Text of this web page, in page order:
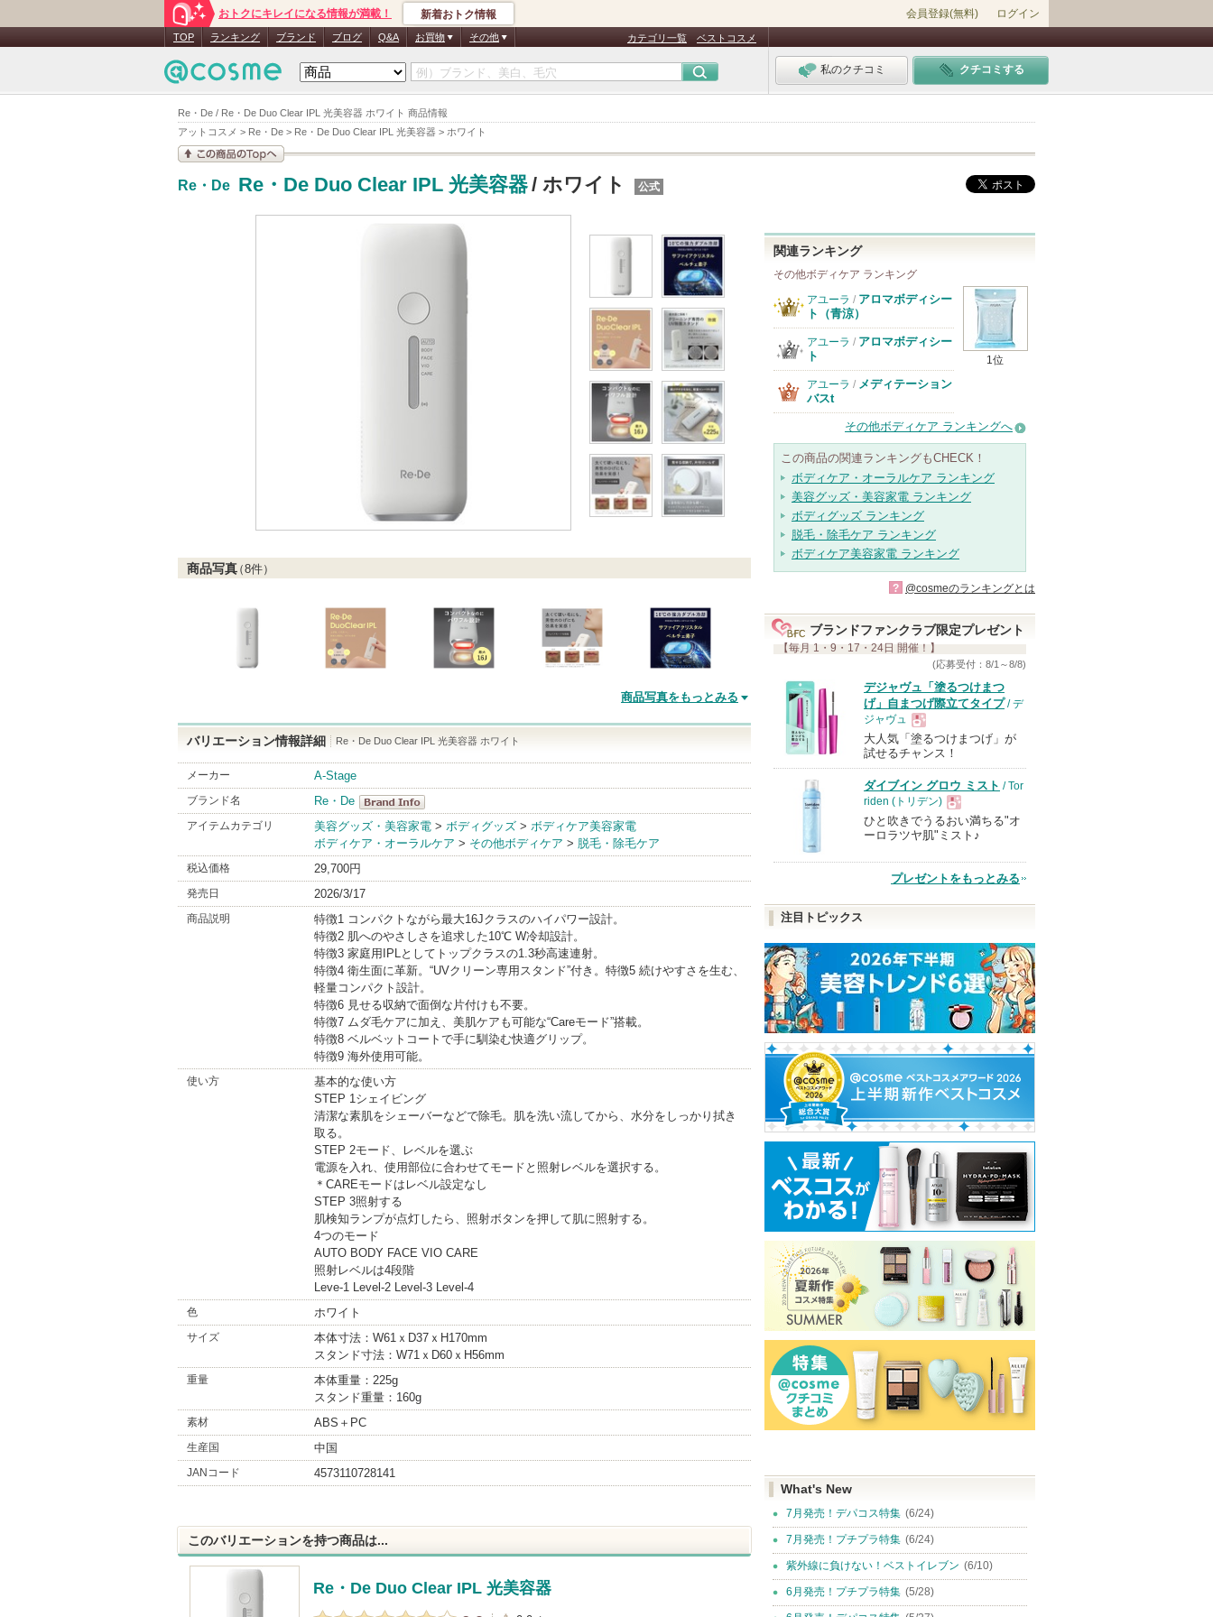
Re・De / Re・De Duo Clear IPL 光美容器 ホワイト 商品情報
アットコスメ > Re・De > Re・De Duo Clear IPL 光美容器 > ホワイト
おトクにキレイになる情報が満載！ 新着おトク情報 会員登録(無料) ログイン
TOP ランキング ブランド ブログ Q&A お買物 その他 カテゴリ一覧 ベストコスメ
私のクチコミ クチコミする
Re・De Re・De Duo Clear IPL 光美容器/ ホワイト 公式
商品写真（8件）
商品写真をもっとみる
バリエーション情報詳細 Re・De Duo Clear IPL 光美容器 ホワイト
メーカー A-Stage
ブランド名
Re・De
Re・De
BrandInfo
アイテムカテゴリ 美容グッズ・美容家電 > ボディグッズ > ボディケア美容家電
ボディケア・オーラルケア > その他ボディケア > 脱毛・除毛ケア
税込価格 29,700円
発売日 2026/3/17
商品説明
特徴1 コンパクトながら最大16Jクラスのハイパワー設計。
特徴2 肌へのやさしさを追求した10℃ W冷却設計。
特徴3 家庭用IPLとしてトップクラスの1.3秒高速連射。
特徴4 衛生面に革新。“UVクリーン専用スタンド”付き。特徴5 続けやすさを生む、
軽量コンパクト設計。
特徴6 見せる収納で面倒な片付けも不要。
特徴7 ムダ毛ケアに加え、美肌ケアも可能な“Careモード”搭載。
特徴8 ベルベットコートで手に馴染む快適グリップ。
特徴9 海外使用可能。
使い方
基本的な使い方
STEP 1シェイビング
清潔な素肌をシェーバーなどで除毛。肌を洗い流してから、水分をしっかり拭き
取る。
STEP 2モード、レベルを選ぶ
電源を入れ、使用部位に合わせてモードと照射レベルを選択する。
＊CAREモードはレベル設定なし
STEP 3照射する
肌検知ランプが点灯したら、照射ボタンを押して肌に照射する。
4つのモード
AUTO BODY FACE VIO CARE
照射レベルは4段階
Leve-1 Level-2 Level-3 Level-4
色 ホワイト
サイズ
本体寸法：W61ｘD37ｘH170mm
スタンド寸法：W71ｘD60ｘH56mm
重量
本体重量：225g
スタンド重量：160g
素材 ABS＋PC
生産国 中国
JANコード 4573110728141
このバリエーションを持つ商品は...
Re・De Duo Clear IPL 光美容器
関連ランキング
その他ボディケア ランキング
1位
アユーラ / アロマボディシー
ト（青涼）
アユーラ / アロマボディシー
ト
アユーラ / メディテーション
バスt
その他ボディケア ランキングへ
この商品の関連ランキングもCHECK！
ボディケア・オーラルケア ランキング
美容グッズ・美容家電 ランキング
ボディグッズ ランキング
脱毛・除毛ケア ランキング
ボディケア美容家電 ランキング
? @cosmeのランキングとは
ブランドファンクラブ限定プレゼント
【毎月 1・9・17・24日 開催！】
(応募受付：8/1～8/8)
デジャヴュ「塗るつけまつ
げ」自まつげ際立てタイプ/ デ
ジャヴュ
現
品
大人気「塗るつけまつげ」が
試せるチャンス！
ダイブイン グロウ ミスト / Tor
riden (トリデン)
現
品
ひと吹きでうるおい満ちる"オ
ーロラツヤ肌"ミスト♪
プレゼントをもっとみる
注目トピックス
What's New
7月発売！デパコス特集 (6/24)
7月発売！プチプラ特集 (6/24)
紫外線に負けない！ベストイレブン (6/10)
6月発売！プチプラ特集 (5/28)